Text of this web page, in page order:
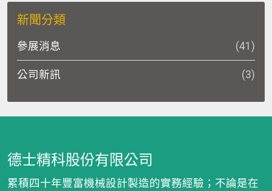
新聞分類
參展消息 (41)
公司新訊 (3)
德士精科股份有限公司
累積四十年豐富機械設計製造的實務經驗；不論是在